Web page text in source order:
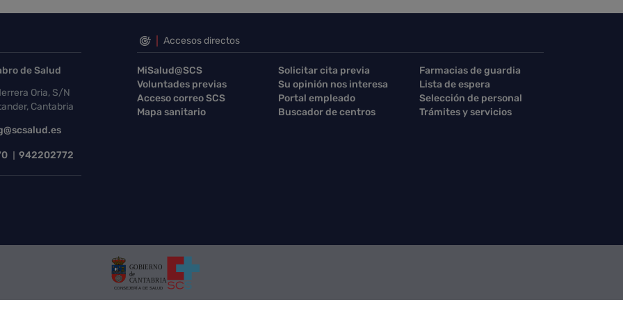
de Salud
Oria, S/N
Cantabria
942202772
Accesos directos
MiSalud@SCS Solicitar cita previa
Farmacias de guardia
Voluntades previas
Su opinión nos interesa
Lista de espera
Acceso correo SCS
Portal empleado
Selección de personal
Mapa sanitario
Buscador de centros Trámites y servicios